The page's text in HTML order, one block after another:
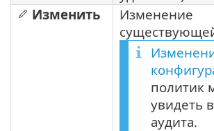
Изменить
Изменение
политик
увидеть
аудита.